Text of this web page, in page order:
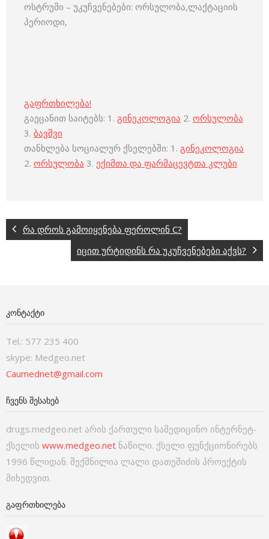
ოსტრუმი – უკუჩვენებები: ორსულობა,ლაქტაციის
პერიოდი,
გაფრთხილება!
გაეცანით საიტებს: 1. გინეკოლოგია 2. ორსულობა
3. ბავშვი
თანხლება სოციალურ ქსელებში: 1. გინეკოლოგია
2. ორსულობა 3. ექიმთა და ფარმაცევტთა კლუბი
რა დროს გამოიყენება ფეროლინ C?
იცით ურტიდინს რა უკუჩვენებები აქვს?
ᲙᲝᲜᲢᲐᲥᲢᲘ
Tel.: 577 235 400
skype: Medgeo.net
Caumednet@gmail.com
ᲩᲕᲔᲜᲡ ᲨᲔᲡᲐᲮᲔᲑ
drugs.medgeo.net არის ქართული სამედიცინო ინტერნეტ-
ქსელის www.medgeo.net ნაწილი. ქსელი ფუნქციონირებს
1996 წლიდან. შექმნილია ლალი დათეშიძის პროექტის
მიხედვით.
ᲒᲐᲤᲠᲗᲮᲘᲚᲔᲑᲐ